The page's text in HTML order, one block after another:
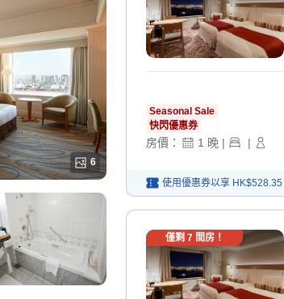
6
Seasonal Sale
快閃優惠券
房價： 1 晚 | |
使用優惠券以享 HK$528.35
僅剩 7間房！